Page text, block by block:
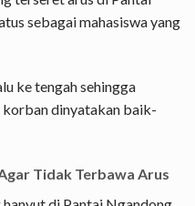
sebagai mahasiswa yang
ke tengah sehingga
korban dinyatakan baik-
Tidak Terbawa Arus